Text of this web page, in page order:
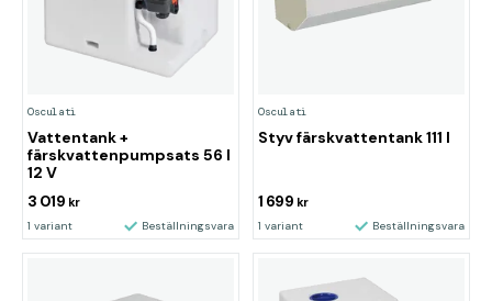
Osculati
Vattentank +
färskvattenpumpsats 56 l
12 V
3 019 kr
1 variant Beställningsvara
Osculati
Styv färskvattentank 111 l
1 699 kr
1 variant Beställningsvara